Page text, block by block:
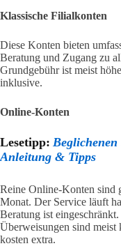
Klassische Filialkonten
Diese Konten bieten
Beratung und Zugang zu
Grundgebühr ist meist
inklusive.
Online-Konten
Lesetipp:
Anleitung & Tipps
Reine Online-Konten sind
Monat. Der Service läuft
Beratung ist
Überweisungen sind meist
kosten extra.